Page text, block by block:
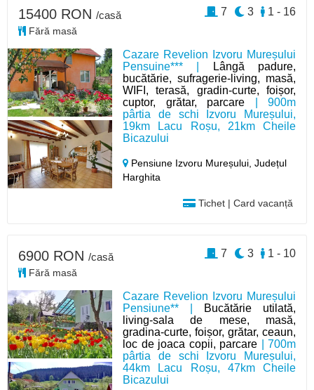
Cazare Revelion Izvoru Mureșului
Pensuine*** |
Lângă padure,
bucătărie, sufragerie-living, masă,
WIFI, terasă, gradin-curte, foișor,
cuptor, grătar, parcare | 900m
pârtia de schi Izvoru Mureșului,
19km Lacu Roșu, 21km Cheile
Bicazului
Pensiune Izvoru Mureșului,Județul
Harghita
Tichet | Card vacanță
15400 RON /casă
Fără masă
1 - 16
3
7
Cazare Revelion Izvoru Mureșului
Pensiune** |
Bucătărie utilată,
living-sala de mese, masă,
gradina-curte, foișor, grătar, ceaun,
loc de joaca copii, parcare | 700m
pârtia de schi Izvoru Mureșului,
44km Lacu Roșu, 47km Cheile
Bicazului
6900 RON /casă
Fără masă
1 - 10
3
7